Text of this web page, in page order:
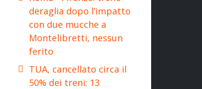
deraglia dopo l’impatto
con due mucche a
Montelibretti, nessun
ferito
TUA, cancellato circa il
50% dei treni: 13